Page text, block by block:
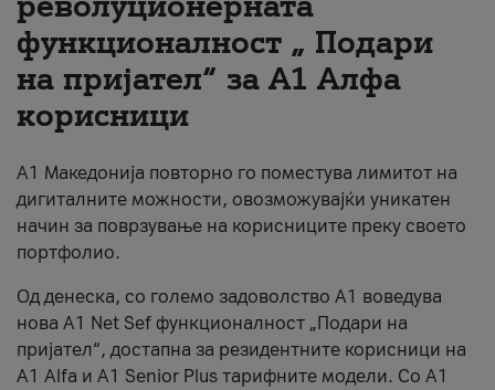
За нас
#ПодобарОнлајн
функционалност „ Подари
на пријател“ за А1 Алфа
корисници
А1 Македонија повторно го поместува лимитот на
дигиталните можности, овозможувајќи уникатен
начин за поврзување на корисниците преку своето
портфолио.
Од денеска, со големо задоволство А1 воведува
нова A1 Net Sef функционалност „Подари на
пријател“, достапна за резидентните корисници на
А1 Alfa и A1 Senior Plus тарифните модели. Со A1